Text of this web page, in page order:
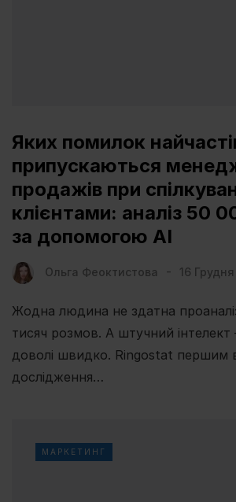
Яких помилок
припускаються
продажів при
клієнтами: аналіз 50
за допомогою AI
Ольга Феоктистова 16
Жодна людина не здатна
тисяч розмов. А штучний інтелект
доволі швидко. Ringostat першим в
дослідження…
МАРКЕТИНГ